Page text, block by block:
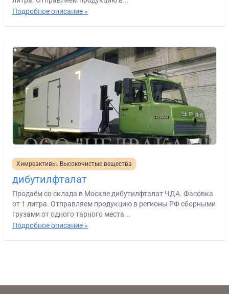
Подробное описание »
Химреактивы. Высокочистые вещества
дибутилфталат
Продаём со склада в Москве дибутилфталат ЧДА. Фасовка
от 1 литра. Отправляем продукцию в регионы РФ сборными
грузами от одного тарного места...
Подробное описание »